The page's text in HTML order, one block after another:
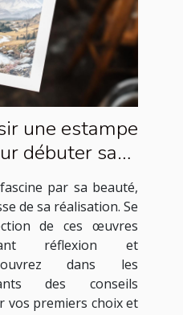
une estampe
débuter sa
?
par sa beauté,
de sa réalisation. Se
de ces œuvres
réflexion et
dans les
des conseils
vos premiers choix et